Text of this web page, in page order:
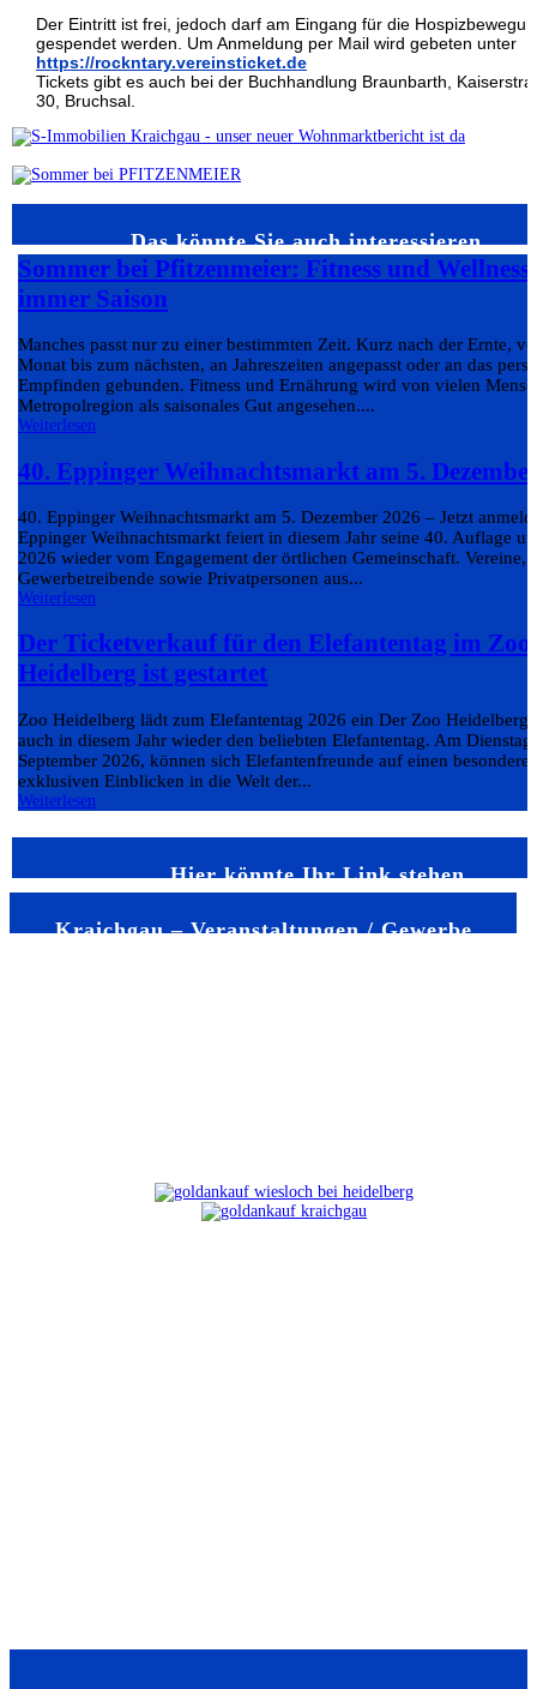
Der Eintritt ist frei, jedoch darf am Eingang für die
gespendet werden. Um Anmeldung per Mail wird gebeten unter
https://rockntary.vereinsticket.de
Tickets gibt es auch bei der Buchhandlung Braunbarth,
30, Bruchsal.
Das könnte Sie auch interessieren…
Sommer bei Pfitzenmeier: Fitness und Wellness
immer Saison
Manches passt nur zu einer bestimmten Zeit. Kurz nach der Ernte,
Monat bis zum nächsten, an Jahreszeiten angepasst oder an das
Empfinden gebunden. Fitness und Ernährung wird von vielen
Metropolregion als saisonales Gut angesehen....
Weiterlesen
40. Eppinger Weihnachtsmarkt am 5.
40. Eppinger Weihnachtsmarkt am 5. Dezember 2026 – Jetzt
Eppinger Weihnachtsmarkt feiert in diesem Jahr seine 40. Auflage
2026 wieder vom Engagement der örtlichen Gemeinschaft. Vereine,
Gewerbetreibende sowie Privatpersonen aus...
Weiterlesen
Der Ticketverkauf für den Elefantentag im Zoo
Heidelberg ist gestartet
Zoo Heidelberg lädt zum Elefantentag 2026 ein Der Zoo Heidelberg
auch in diesem Jahr wieder den beliebten Elefantentag. Am
September 2026, können sich Elefantenfreunde auf einen
exklusiven Einblicken in die Welt der...
Weiterlesen
Hier könnte Ihr Link stehen
Kraichgau – Veranstaltungen / Gewerbe